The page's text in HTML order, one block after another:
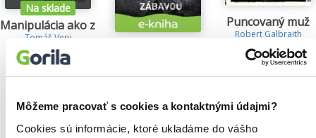
Môžeme pracovať s cookies a kontaktnými údajmi?
Cookies sú informácie, ktoré ukladáme do vášho
Na sklade
Manipulácia ako zbraň
Tomáš Vepi
15,79€
14,35€
Puncovaný muž
Robert Galbraith
29,15€